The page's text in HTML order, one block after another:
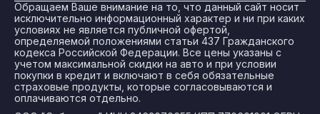
Обращаем Ваше внимание на то, что данный сайт носит
исключительно информационный характер и ни при каких
условиях не является публичной офертой,
определяемой положениями статьи 437 Гражданского
кодекса Российской Федерации. Все цены указаны с
учетом максимальной скидки на авто и при условии
покупки в кредит и включают в себя обязательные
страховые продукты, которые согласовываются и
оплачиваются отдельно.